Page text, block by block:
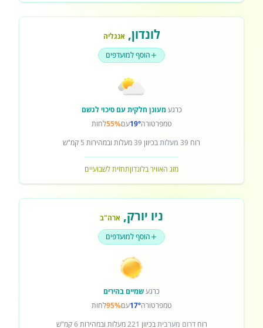
לונדון, אנגליה
הוסף למועדפים
כרגעמעונן חלקית עם סיכוי לגשם
טמפרטורה19°עם55%לחות
רוח 39 מעלות בכיוון39מעלות ובמהירות 5 קמ"ש
מזג האוויר בלונדוןתחזית לשבועיים
ניו יורק, ארה"ב
הוסף למועדפים
כרגעשמיים בהירים
טמפרטורה17°עם95%לחות
רוחדרום מערביתבכיוון 221מעלות ובמהירות6קמ"ש